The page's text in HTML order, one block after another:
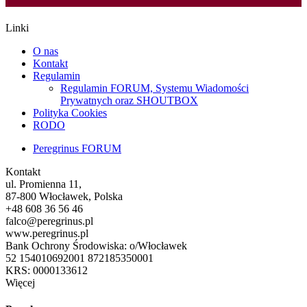
Linki
O nas
Kontakt
Regulamin
Regulamin FORUM, Systemu Wiadomości
Prywatnych oraz SHOUTBOX
Polityka Cookies
RODO
Peregrinus FORUM
Kontakt
ul. Promienna 11,
87-800 Włocławek, Polska
+48 608 36 56 46
falco@peregrinus.pl
www.peregrinus.pl
Bank Ochrony Środowiska: o/Włocławek
52 154010692001 872185350001
KRS: 0000133612
Więcej